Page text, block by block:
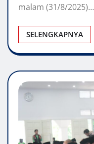
malam (31/8/2025)…
SELENGKAPNYA